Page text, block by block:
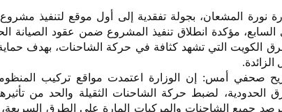
نورة المشعان، بجولة تفقدية إلى أول موقع لتنفيذ
السابع، مؤكدة انطلاق تنفيذ المشروع ضمن عقود الصيانة
الكويت التي تشهد كثافة في حركة الشاحنات، بهدف
صحفي أمس: إن الوزارة اعتمدت مواقع تركيب
الحدودية، لضبط حركة الشاحنات الثقيلة والحد من
جميع الشاحنات والمركبات المارة على الطرق السريعة،